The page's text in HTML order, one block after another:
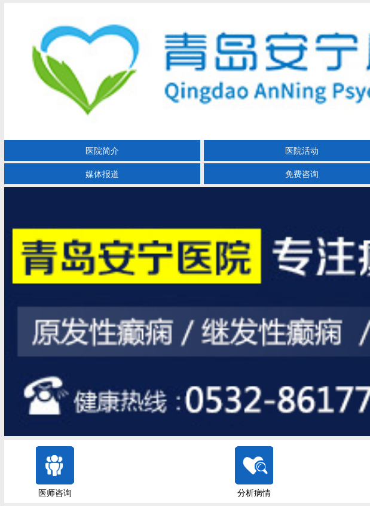
医院简介 医院活动
媒体报道 免费咨询
医师咨询 分析病情